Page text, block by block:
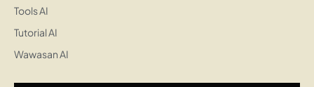
Tools AI
Tutorial AI
Wawasan AI